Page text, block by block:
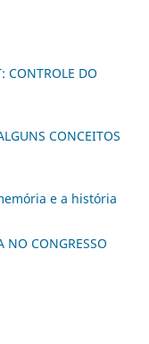
CONTROLE DO
CONCEITOS
e a história
NO CONGRESSO